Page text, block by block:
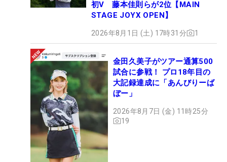
初V 藤本佳則らが2位【MAIN
STAGE JOYX OPEN】
2026年8月1日 (土) 17時31分 1
金田久美子がツアー通算500
試合に参戦！ プロ18年目の
大記録達成に「あんびりーば
ぼー」
2026年8月7日 (金) 11時25分
19